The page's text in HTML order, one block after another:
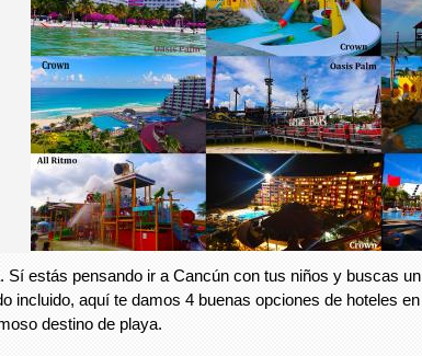
Sí estás pensando ir a Cancún con tus niños y buscas un
incluido, aquí te damos 4 buenas opciones de hoteles en
destino de playa.